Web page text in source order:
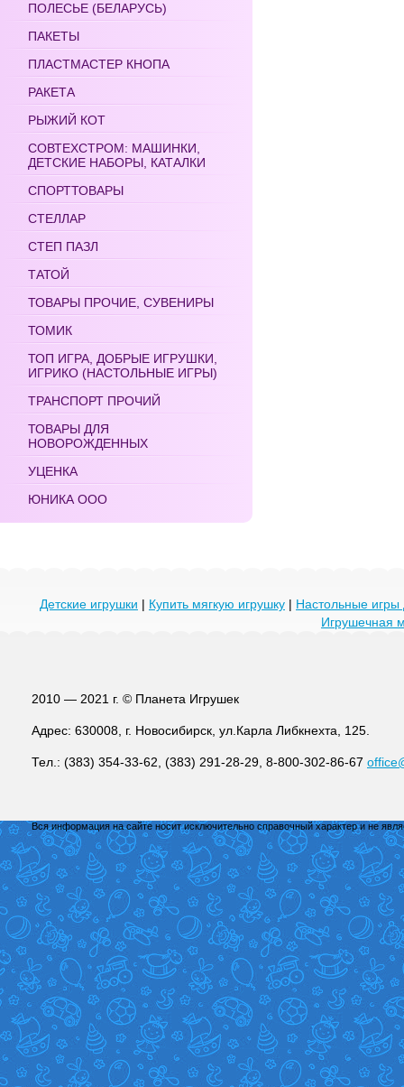
ПОЛЕСЬЕ (БЕЛАРУСЬ)
ПАКЕТЫ
ПЛАСТМАСТЕР КНОПА
РАКЕТА
РЫЖИЙ КОТ
СОВТЕХСТРОМ: МАШИНКИ,
ДЕТСКИЕ НАБОРЫ, КАТАЛКИ
СПОРТТОВАРЫ
СТЕЛЛАР
СТЕП ПАЗЛ
ТАТОЙ
ТОВАРЫ ПРОЧИЕ, СУВЕНИРЫ
ТОМИК
ТОП ИГРА, ДОБРЫЕ ИГРУШКИ,
ИГРИКО (НАСТОЛЬНЫЕ ИГРЫ)
ТРАНСПОРТ ПРОЧИЙ
ТОВАРЫ ДЛЯ
НОВОРОЖДЕННЫХ
УЦЕНКА
ЮНИКА ООО
Детские игрушки | Купить мягкую игрушку | Настольные игры
Игрушечная
2010 — 2021 г. © Планета Игрушек
Адрес: 630008, г. Новосибирск, ул.Карла Либкнехта, 125.
Тел.: (383) 354-33-62, (383) 291-28-29, 8-800-302-86-67
Вся информация на сайте носит исключительно справочный характер и не